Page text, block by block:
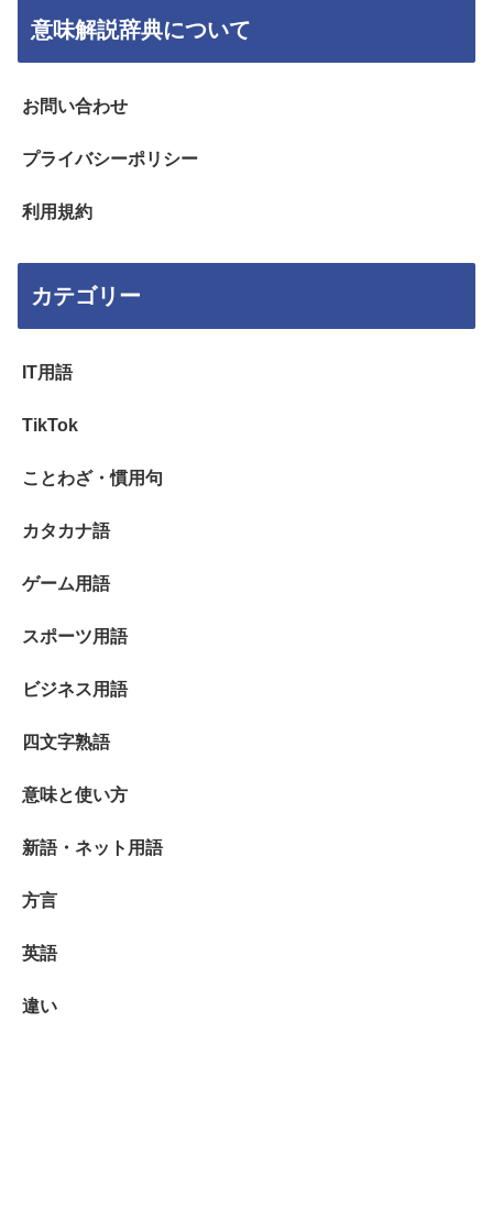
意味解説辞典について
お問い合わせ
プライバシーポリシー
利用規約
カテゴリー
IT用語
TikTok
ことわざ・慣用句
カタカナ語
ゲーム用語
スポーツ用語
ビジネス用語
四文字熟語
意味と使い方
新語・ネット用語
方言
英語
違い